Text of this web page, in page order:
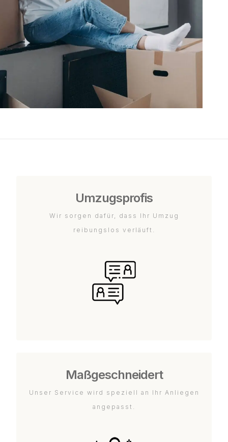
Umzugsprofis
Wir sorgen dafür, dass Ihr Umzug
reibungslos verläuft.
Maßgeschneidert
Unser Service wird speziell an Ihr Anliegen
angepasst.